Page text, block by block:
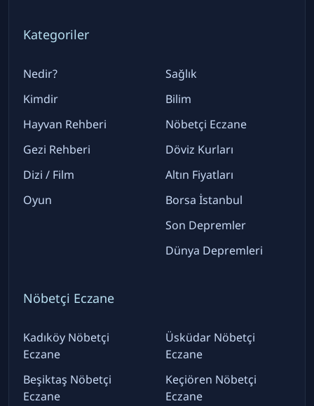
Kategoriler
Nedir?
Kimdir
Hayvan Rehberi
Gezi Rehberi
Dizi / Film
Oyun
Sağlık
Bilim
Nöbetçi Eczane
Döviz Kurları
Altın Fiyatları
Borsa İstanbul
Son Depremler
Dünya Depremleri
Nöbetçi Eczane
Kadıköy Nöbetçi
Eczane
Beşiktaş Nöbetçi
Eczane
Üsküdar Nöbetçi
Eczane
Keçiören Nöbetçi
Eczane